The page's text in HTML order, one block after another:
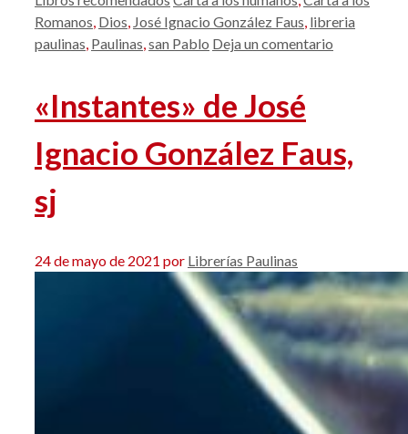
Romanos Dios José Ignacio González Faus libreria
paulinas Paulinas san Pablo Deja un comentario
«Instantes» de José
Ignacio González Faus,
sj
24 de mayo de 2021 por Librerías Paulinas